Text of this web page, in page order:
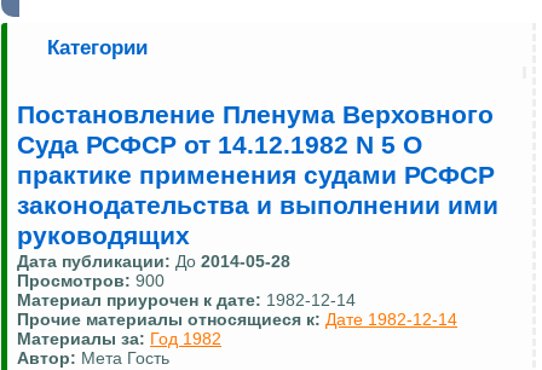
Категории
Постановление Пленума Верховного
Суда РСФСР от 14.12.1982 N 5 О
практике применения судами РСФСР
законодательства и выполнении ими
руководящих
Дата публикации: До 2014-05-28
Просмотров: 900
Материал приурочен к дате: 1982-12-14
Прочие материалы относящиеся к: Дате 1982-12-14
Материалы за: Год 1982
Автор: Мета Гость